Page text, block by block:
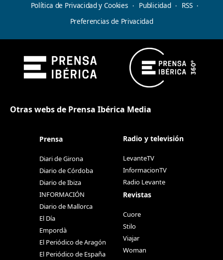
Política de Privacidad y Cookies
Publicidad
RSS
Preferencias de Privacidad
Otras webs de Prensa Ibérica Media
Prensa
Diari de Girona
Diario de Córdoba
Diario de Ibiza
INFORMACIÓN
Diario de Mallorca
El Día
Empordà
El Periódico de Aragón
El Periódico de España
Radio y televisión
LevanteTV
InformacionTV
Radio Levante
Revistas
Cuore
Stilo
Viajar
Woman